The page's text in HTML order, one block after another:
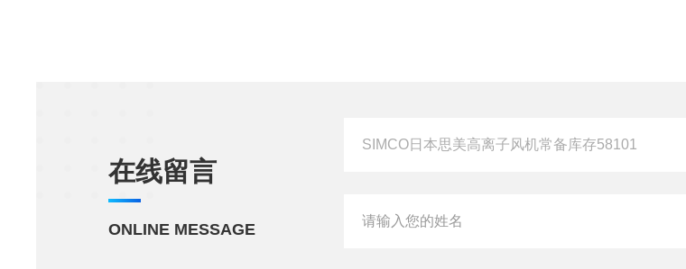
在线留言
ONLINE MESSAGE